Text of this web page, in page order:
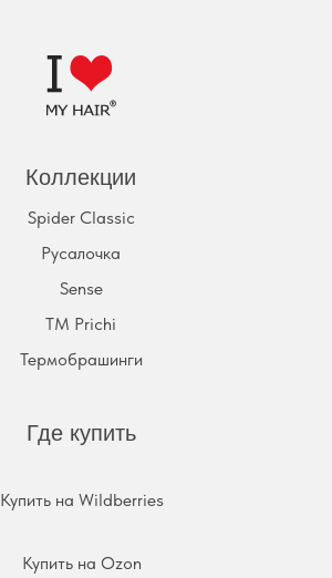
Где купить
Купить на Wildberries
Купить на Ozon
Коллекции
Sense
Spider Classic
Русалочка
TM Prichi
Термобрашинги